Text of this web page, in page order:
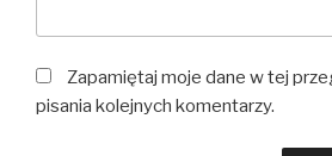
Zapamiętaj moje dane w tej
pisania kolejnych komentarzy.